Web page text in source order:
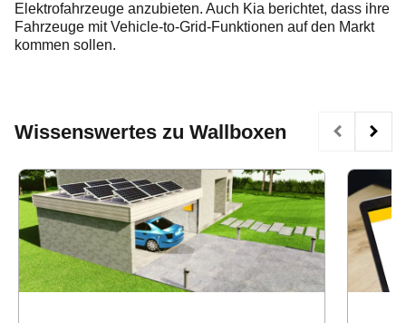
Elektrofahrzeuge anzubieten. Auch Kia berichtet, dass ihre
Fahrzeuge mit Vehicle-to-Grid-Funktionen auf den Markt
kommen sollen.
Wissenswertes zu Wallboxen